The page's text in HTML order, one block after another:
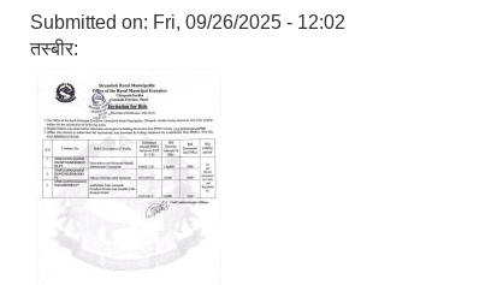
Submitted on: Fri, 09/26/2025 - 12:02
तस्बीर: